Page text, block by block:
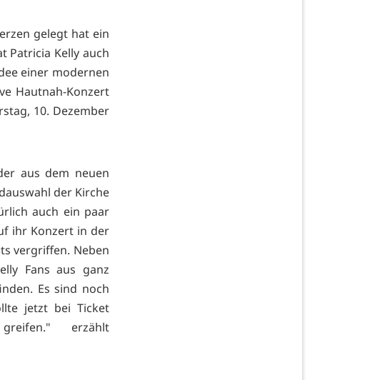
gelegt hat ein
Patricia Kelly auch
einer modernen
Hautnah-Konzert
10. Dezember
aus dem neuen
der Kirche
auch ein paar
ihr Konzert in der
vergriffen. Neben
Fans aus ganz
Es sind noch
jetzt bei Ticket
erzählt